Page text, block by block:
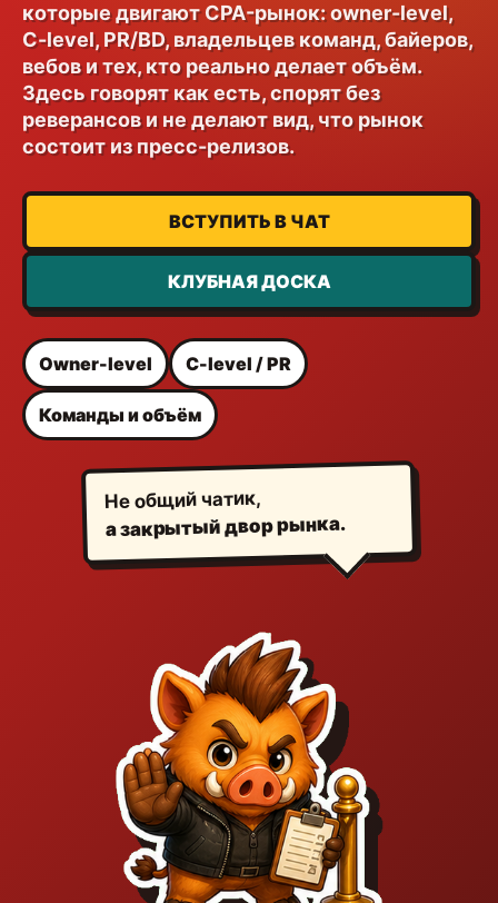
которые двигают CPA-рынок: owner-level,
C-level, PR/BD, владельцев команд, байеров,
вебов и тех, кто реально делает объём.
Здесь говорят как есть, спорят без
реверансов и не делают вид, что рынок
состоит из пресс-релизов.
ВСТУПИТЬ В ЧАТ
КЛУБНАЯ ДОСКА
Owner-level C-level / PR
Команды и объём
Не общий чатик,
а закрытый двор рынка.